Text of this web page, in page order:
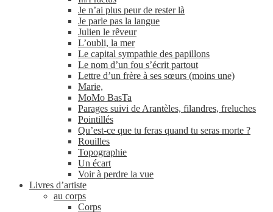
Je n’ai plus peur de rester là
Je parle pas la langue
Julien le rêveur
L’oubli, la mer
Le capital sympathie des papillons
Le nom d’un fou s’écrit partout
Lettre d’un frère à ses sœurs (moins une)
Marie,
MoMo BasTa
Parages suivi de Arantèles, filandres, freluches
Pointillés
Qu’est-ce que tu feras quand tu seras morte ?
Rouilles
Topographie
Un écart
Voir à perdre la vue
Livres d’artiste
au corps
Corps